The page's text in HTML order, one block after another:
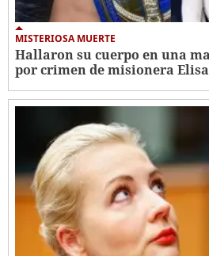
MISTERIOSA MUERTE
Hallaron su cuerpo en una
por crimen de misionera